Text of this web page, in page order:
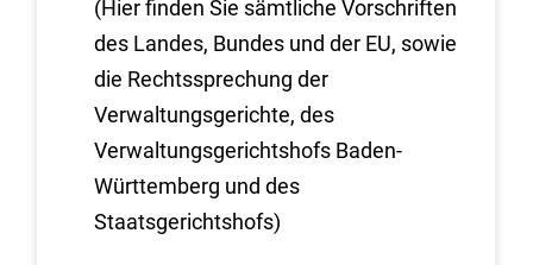
(Hier finden Sie sämtliche Vorschriften
des Landes, Bundes und der EU, sowie
die Rechtssprechung der
Verwaltungsgerichte, des
Verwaltungsgerichtshofs Baden-
Württemberg und des
Staatsgerichtshofs)